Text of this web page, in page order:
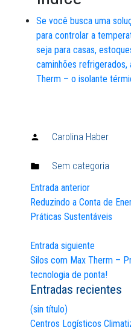
Se você busca uma
para controlar a
seja para casas,
caminhões refrigerados,
Therm – o isolante
Publicado
Carolina Haber
Publicado
em:
Sem categoria
Navegación
de
entradas
Entrada anterior
Reduzindo a Conta de
Práticas Sustentáveis
Entrada siguiente
Silos com Max Therm –
tecnologia de ponta!
Entradas recientes
(sin título)
Centros Logísticos